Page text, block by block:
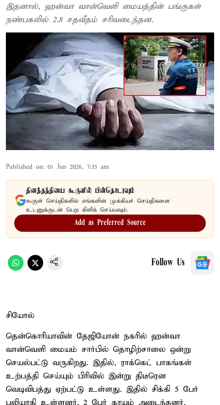
இதனால், ஹன்வா வான்வெளி மையத்தின் பங்குகள்
நண்பகலில் 2.8 சதவீதம் சரிவடைந்தன.
Published on: 01 Jun 2026, 7:35 am
தினத்தந்தியை கூகுளில் பின்தொடரவும்
கூகுள் செய்திகளில் எங்களின் முக்கியச் செய்திகளை
உடனுக்குடன் பெற கிளிக் செய்யவும்.
Add as Preferred Source
Follow Us
சியோல்
தென்கொரியாவின் தேஜியோன் நகரில் ஹன்வா
வான்வெளி மையம் சார்பில் தொழிற்சாலை ஒன்று
செயல்பட்டு வருகிறது. இதில், ராக்கெட் பாகங்கள்
உற்பத்தி செய்யும் பிரிவில் இன்று திடீரென
வெடிவிபத்து ஏற்பட்டு உள்ளது. இதில் சிக்கி 5 பேர்
பலியாகி உள்ளனர். 2 பேர் காயம் அடைந்தனர்.